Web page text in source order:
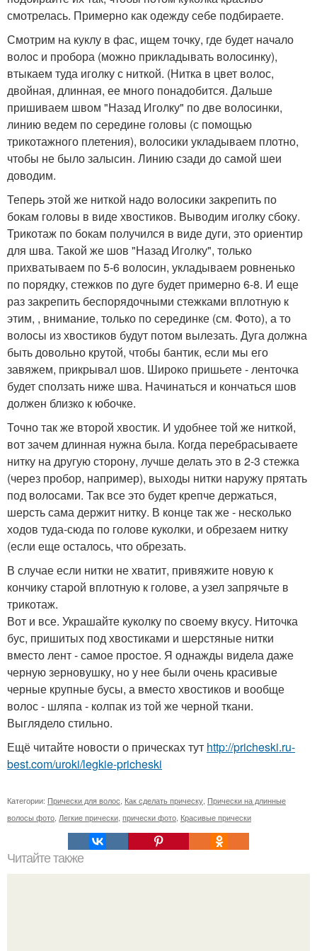
смотрелась. Примерно как одежду себе подбираете.
Смотрим на куклу в фас, ищем точку, где будет начало
волос и пробора (можно прикладывать волосинку),
втыкаем туда иголку с ниткой. (Нитка в цвет волос,
двойная, длинная, ее много понадобится. Дальше
пришиваем швом "Назад Иголку" по две волосинки,
линию ведем по середине головы (с помощью
трикотажного плетения), волосики укладываем плотно,
чтобы не было залысин. Линию сзади до самой шеи
доводим.
Теперь этой же ниткой надо волосики закрепить по
бокам головы в виде хвостиков. Выводим иголку сбоку.
Трикотаж по бокам получился в виде дуги, это ориентир
для шва. Такой же шов "Назад Иголку", только
прихватываем по 5-6 волосин, укладываем ровненько
по порядку, стежков по дуге будет примерно 6-8. И еще
раз закрепить беспорядочными стежками вплотную к
этим, , внимание, только по серединке (см. Фото), а то
волосы из хвостиков будут потом вылезать. Дуга должна
быть довольно крутой, чтобы бантик, если мы его
завяжем, прикрывал шов. Широко пришьете - ленточка
будет сползать ниже шва. Начинаться и кончаться шов
должен близко к юбочке.
Точно так же второй хвостик. И удобнее той же ниткой,
вот зачем длинная нужна была. Когда перебрасываете
нитку на другую сторону, лучше делать это в 2-3 стежка
(через пробор, например), выходы нитки наружу прятать
под волосами. Так все это будет крепче держаться,
шерсть сама держит нитку. В конце так же - несколько
ходов туда-сюда по голове куколки, и обрезаем нитку
(если еще осталось, что обрезать.
В случае если нитки не хватит, привяжите новую к
кончику старой вплотную к голове, а узел запрячьте в
трикотаж.
Вот и все. Украшайте куколку по своему вкусу. Ниточка
бус, пришитых под хвостиками и шерстяные нитки
вместо лент - самое простое. Я однажды видела даже
черную зерновушку, но у нее были очень красивые
черные крупные бусы, а вместо хвостиков и вообще
волос - шляпа - колпак из той же черной ткани.
Выглядело стильно.
Ещё читайте новости о прическах тут http://pricheski.ru-
best.com/uroki/legkie-pricheski
Категории: Прически для волос, Как сделать прическу, Прически на длинные
волосы фото, Легкие прически, прически фото, Красивые прически
Читайте также